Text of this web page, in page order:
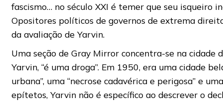
fascismo… no século XXI é temer que seu isqueiro
Opositores políticos de governos de extrema
da avaliação de Yarvin.
Uma seção de Gray Mirror concentra-se na cidade
Yarvin, “é uma droga”. Em 1950, era uma cidade
urbana”, uma “necrose cadavérica e perigosa” e
epítetos, Yarvin não é específico ao descrever o